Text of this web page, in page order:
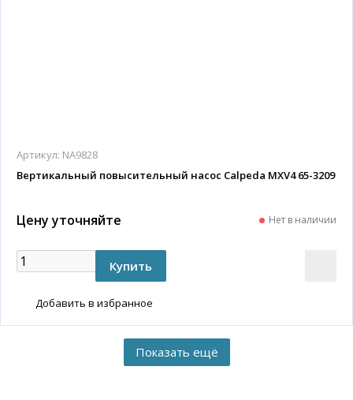
Артикул: NA9828
Вертикальный повысительный насос Calpeda MXV4 65-3209
Цену уточняйте Нет в наличии
Добавить в избранное